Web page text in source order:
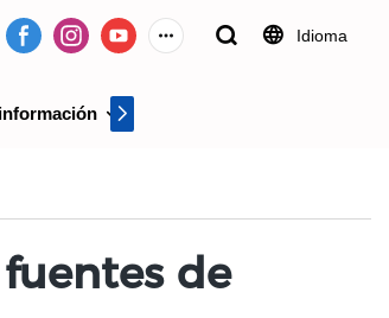
Idioma
de